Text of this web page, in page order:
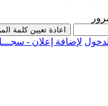
اعادة تعيين كلمة
لإضافة إعلان -